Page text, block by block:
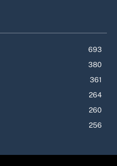
693
380
361
264
260
256